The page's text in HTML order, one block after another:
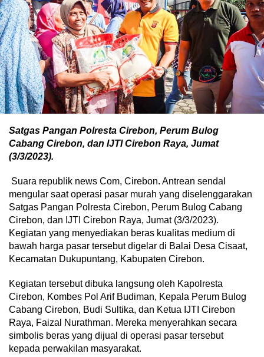
Satgas Pangan Polresta Cirebon, Perum Bulog
Cabang Cirebon, dan IJTI Cirebon Raya, Jumat
(3/3/2023).
Suara republik news Com, Cirebon. Antrean sendal
mengular saat operasi pasar murah yang diselenggarakan
Satgas Pangan Polresta Cirebon, Perum Bulog Cabang
Cirebon, dan IJTI Cirebon Raya, Jumat (3/3/2023).
Kegiatan yang menyediakan beras kualitas medium di
bawah harga pasar tersebut digelar di Balai Desa Cisaat,
Kecamatan Dukupuntang, Kabupaten Cirebon.
Kegiatan tersebut dibuka langsung oleh Kapolresta
Cirebon, Kombes Pol Arif Budiman, Kepala Perum Bulog
Cabang Cirebon, Budi Sultika, dan Ketua IJTI Cirebon
Raya, Faizal Nurathman. Mereka menyerahkan secara
simbolis beras yang dijual di operasi pasar tersebut
kepada perwakilan masyarakat.